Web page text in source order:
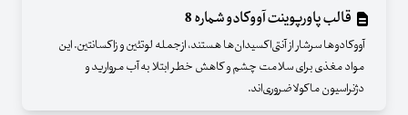
قالب پاورپوینت آووکادو شماره 8
آووکادوها سرشار از آنتی‌اکسیدان‌ها هستند، ازجمله لوتئین و زاکسانتین. این
مواد مغذی برای سلامت چشم و کاهش خطر ابتلا به آب مروارید و
دژنراسیون ماکولا ضروری‌‌اند.